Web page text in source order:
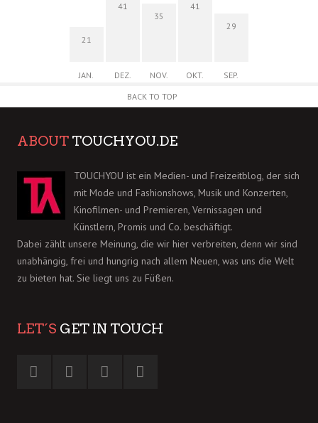
21
JAN.
41
DEZ.
35
NOV.
41
OKT.
29
SEP.
BACK TO TOP
ABOUT TOUCHYOU.DE
TOUCHYOU ist ein Medien- und Freizeitblog, der sich
mit Mode und Fashionshows, Musik und Konzerten,
Kinofilmen- und Premieren, Vernissagen und
Künstlern, Promis und Co. beschäftigt.
Dabei zählt unsere Meinung, die wir hier verbreiten, denn wir sind
unabhängig, frei und hungrig nach allem Neuen, was uns die Welt
zu bieten hat. Sie liegt uns zu Füßen.
LET´S GET IN TOUCH